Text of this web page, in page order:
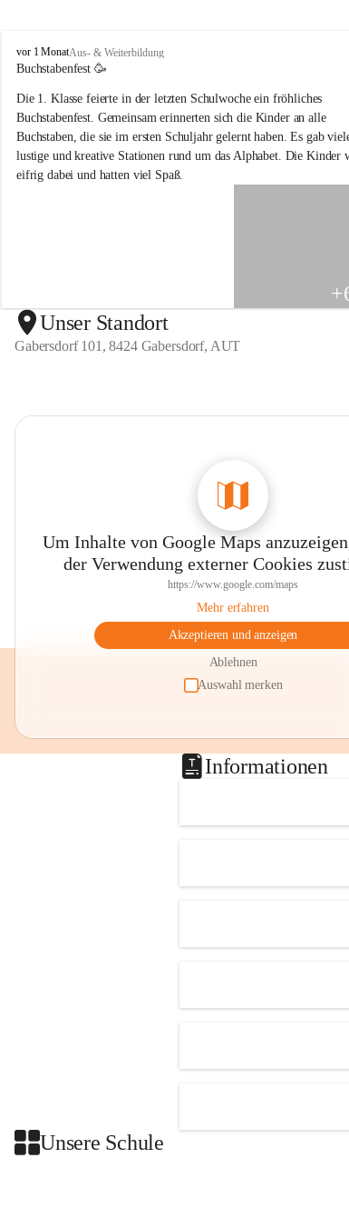
V
o
k
s
s
c
h
u
s
d
o
vor 1 MonatAus- & Weiterbildung
Buchstabenfest 🥳
Die 1. Klasse feierte in der letzten Schulwoche ein fröhliches
Buchstabenfest. Gemeinsam erinnerten sich die Kinder an alle
Buchstaben, die sie im ersten Schuljahr gelernt haben. Es gab
lustige und kreative Stationen rund um das Alphabet. Die Kinder
eifrig dabei und hatten viel Spaß.
Unser Standort
Gabersdorf 101, 8424 Gabersdorf, AUT
Um Inhalte von Google Maps
der Verwendung externer Cookies
https://www.google.com/maps
Mehr erfahren
Akzeptieren und anzeigen
Ablehnen
Auswahl merken
Informationen
Unsere Schule